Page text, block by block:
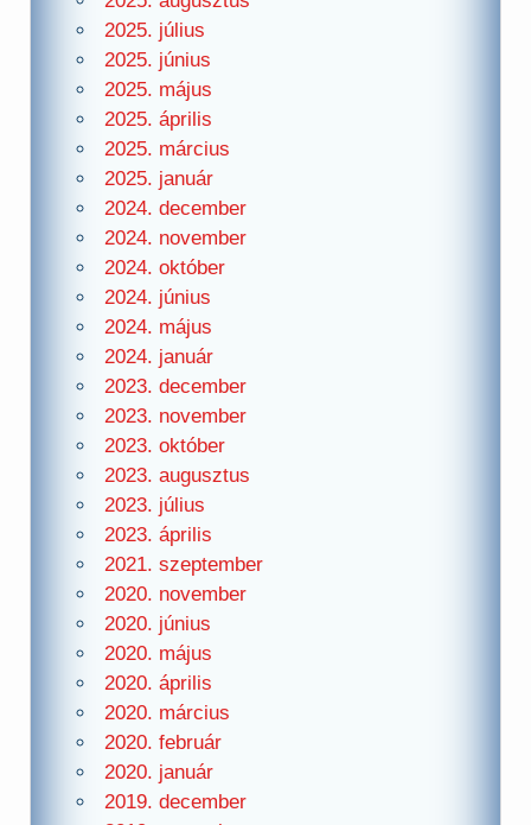
2025. július
2025. június
2025. május
2025. április
2025. március
2025. január
2024. december
2024. november
2024. október
2024. június
2024. május
2024. január
2023. december
2023. november
2023. október
2023. augusztus
2023. július
2023. április
2021. szeptember
2020. november
2020. június
2020. május
2020. április
2020. március
2020. február
2020. január
2019. december